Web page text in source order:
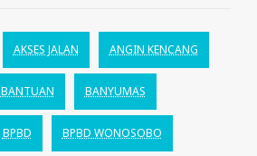
AKSES JALAN ANGIN KENCANG
BANTUAN BANYUMAS
BPBD BPBD WONOSOBO